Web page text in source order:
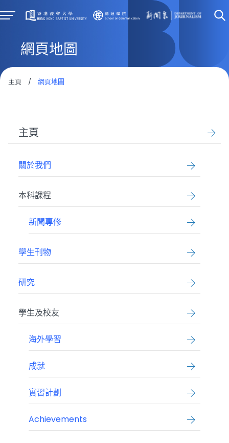
網頁地圖
主頁 / 網頁地圖
主頁
關於我們
本科課程
新聞專修
學生刊物
研究
學生及校友
海外學習
成就
實習計劃
Achievements